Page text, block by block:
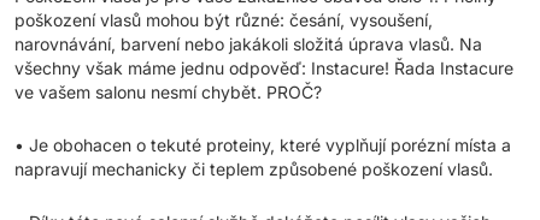
poškození vlasů mohou být různé: česání, vysoušení,
narovnávání, barvení nebo jakákoli složitá úprava vlasů. Na
všechny však máme jednu odpověď: Instacure! Řada Instacure
ve vašem salonu nesmí chybět. PROČ?
• Je obohacen o tekuté proteiny, které vyplňují porézní místa a
napravují mechanicky či teplem způsobené poškození vlasů.